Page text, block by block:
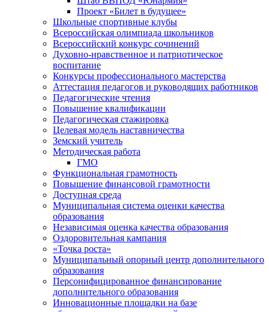
Проект «Билет в будущее»
Школьные спортивные клубы
Всероссийская олимпиада школьников
Всероссийский конкурс сочинений
Духовно-нравственное и патриотическое
воспитание
Конкурсы профессионального мастерства
Аттестация педагогов и руководящих работников
Педагогические чтения
Повышение квалификации
Педагогическая стажировка
Целевая модель наставничества
Земский учитель
Методическая работа
ГМО
Функциональная грамотность
Повышение финансовой грамотности
Доступная среда
Муниципальная система оценки качества
образования
Независимая оценка качества образования
Оздоровительная кампания
«Точка роста»
Муниципальный опорный центр дополнительного
образования
Персонифицированное финансирование
дополнительного образования
Инновационные площадки на базе